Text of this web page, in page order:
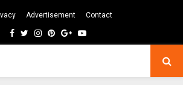
Advertisement Contact
Facebook
TwitterInstagram
Pinterest
GoogleYoutube